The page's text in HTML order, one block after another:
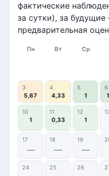
фактические
за сутки), за
предварительная
Пн Вт Ср
3
5,67
4
4,33
5
1
6
10
1
11
0,33
12
1
17
—
18
—
19
—
24 25 26